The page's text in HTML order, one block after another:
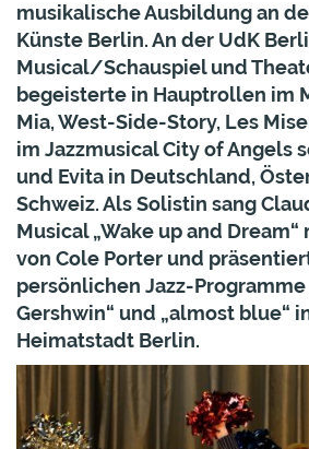
musikalische Ausbildung an
Künste Berlin. An der UdK
Musical/Schauspiel und
begeisterte in Hauptrollen im
Mia, West-Side-Story, Les
im Jazzmusical City of Angels
und Evita in Deutschland,
Schweiz. Als Solistin sang
Musical „Wake up and
von Cole Porter und
persönlichen Jazz-
Gershwin“ und „almost blue“
Heimatstadt Berlin.